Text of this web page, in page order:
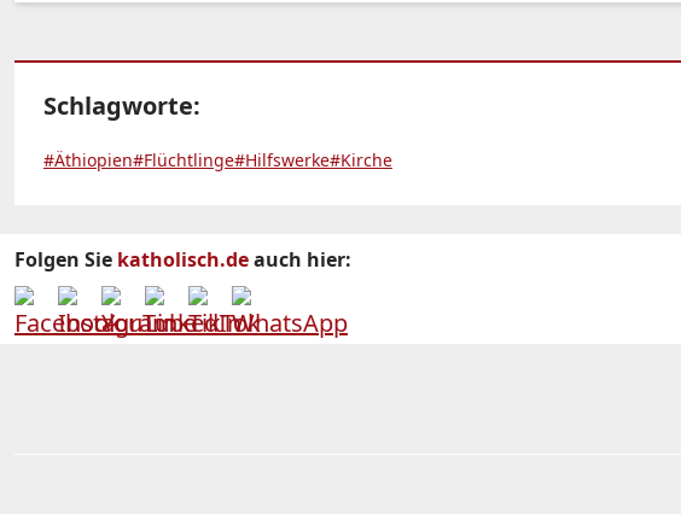
Schlagworte:
#Äthiopien#Flüchtlinge#Hilfswerke#Kirche
Folgen Sie katholisch.deauch hier: